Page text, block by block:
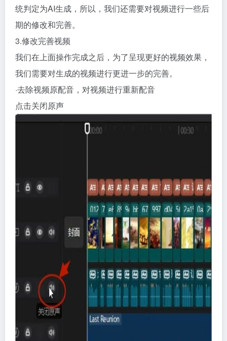
统判定为AI生成，所以，我们还需要对视频进行一些后
期的修改和完善。
3.修改完善视频
我们在上面操作完成之后，为了呈现更好的视频效果，
我们需要对生成的视频进行更进一步的完善。
·去除视频原配音，对视频进行重新配音
点击关闭原声